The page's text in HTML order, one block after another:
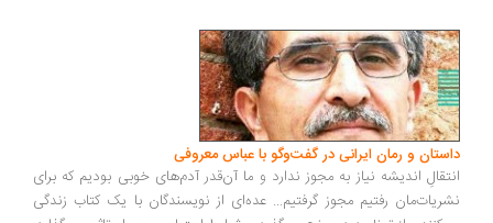
داستان و رمان ایرانی در گفت‌وگو با عباس معروفی
انتقالِ اندیشه نیاز به مجوز ندارد و ما آن‌قدر آدم‌های خوبی بودیم که برای
نشریات‌مان رفتیم مجوز گرفتیم... عده‌ای از نویسندگان با یک کتاب زندگی